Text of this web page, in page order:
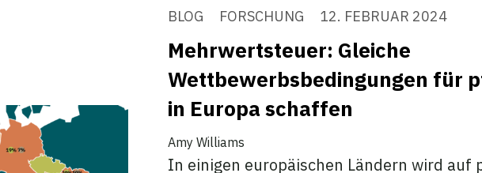
BLOG FORSCHUNG 12. FEBRUAR 2024
Mehrwertsteuer: Gleiche
Wettbewerbsbedingungen für
in Europa schaffen
Amy Williams
In einigen europäischen Ländern wird auf